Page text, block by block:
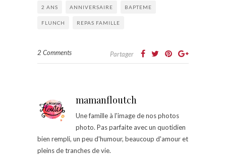
2 ANS ANNIVERSAIRE BAPTEME
FLUNCH REPAS FAMILLE
2 Comments Partager
mamanfloutch
Une famille à l'image de nos photos
photo. Pas parfaite avec un quotidien
bien rempli, un peu d'humour, beaucoup d'amour et
pleins de tranches de vie.